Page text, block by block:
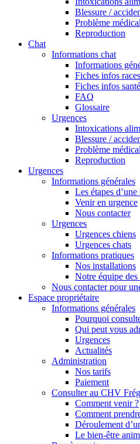
Blessure /
Problème médical
Reproduction
Chat
Informations chat
Informations
Fiches infos races
Fiches infos santé
FAQ
Glossaire
Urgences
Intoxications
Blessure /
Problème médical
Reproduction
Urgences
Informations générales
Les étapes
Venir en urgence
Nous contacter
Urgences
Urgences chiens
Urgences chats
Informations pratiques
Nos installations
Notre équipe des
Nous contacter pour
Espace propriétaire
Informations générales
Pourquoi
Qui peut vous
Urgences
Actualités
Administration
Nos tarifs
Paiement
Consulter au CHV
Comment venir ?
Comment
Déroulement
Le bien-être